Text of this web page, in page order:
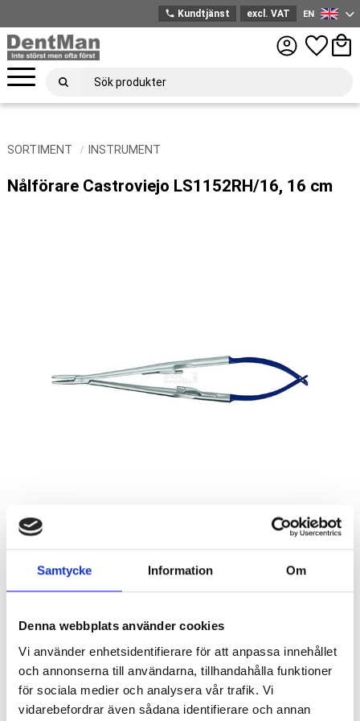
Samtycke Information Om
Denna webbplats använder cookies
Vi använder enhetsidentifierare för att anpassa innehållet
och annonserna till användarna, tillhandahålla funktioner
för sociala medier och analysera vår trafik. Vi
vidarebefordrar även sådana identifierare och annan
Menu
phone Kundtjänst excl. VAT
English
EN
Favorites
SORTIMENT INSTRUMENT
Nålförare Castroviejo LS1152RH/16, 16 cm
1 095KR
Quantity